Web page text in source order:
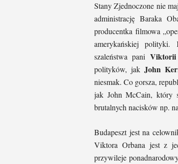
Stany Zjednoczone nie
administrację Baraka
producentka filmowa
amerykańskiej polityki.
szaleństwa pani
polityków, jak John
niesmak. Co gorsza,
jak John McCain, który
brutalnych nacisków np.
Budapeszt jest na
Viktora Orbana jest z
przywileje